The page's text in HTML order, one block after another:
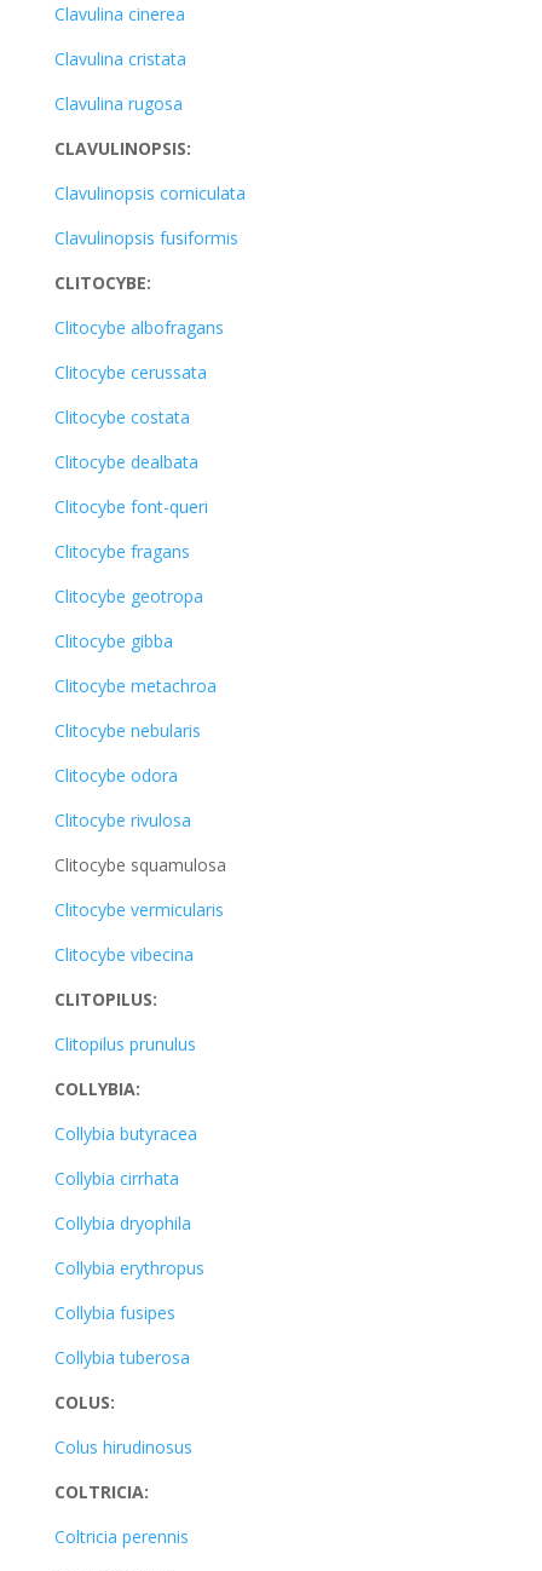
Clavulina cinerea
Clavulina cristata
Clavulina rugosa
CLAVULINOPSIS:
Clavulinopsis corniculata
Clavulinopsis fusiformis
CLITOCYBE:
Clitocybe albofragans
Clitocybe cerussata
Clitocybe costata
Clitocybe dealbata
Clitocybe font-queri
Clitocybe fragans
Clitocybe geotropa
Clitocybe gibba
Clitocybe metachroa
Clitocybe nebularis
Clitocybe odora
Clitocybe rivulosa
Clitocybe squamulosa
Clitocybe vermicularis
Clitocybe vibecina
CLITOPILUS:
Clitopilus prunulus
COLLYBIA:
Collybia butyracea
Collybia cirrhata
Collybia dryophila
Collybia erythropus
Collybia fusipes
Collybia tuberosa
COLUS:
Colus hirudinosus
COLTRICIA:
Coltricia perennis